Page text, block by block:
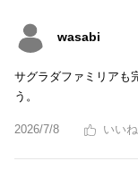
wasabi
サグラダファミリアも
う。
2026/7/8